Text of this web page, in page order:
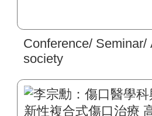
Conference/ Seminar/
society